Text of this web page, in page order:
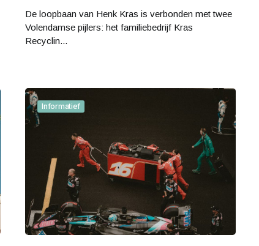
De loopbaan van Henk Kras is verbonden met twee
Volendamse pijlers: het familiebedrijf Kras
Recyclin...
Informatief